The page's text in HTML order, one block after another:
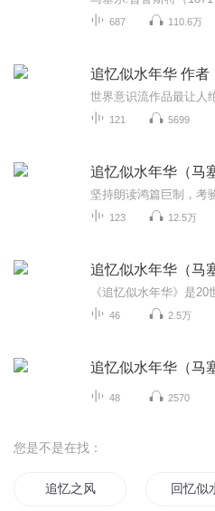
687 110.6万
追忆似水年华 作者
世界意识流作品最让人
121 5699
追忆似水年华（马
坚持朗读鸿篇巨制，考
123 12.5万
追忆似水年华（马
46 2.5万
追忆似水年华（马
48 2570
您是不是在找：
追忆之风 回忆似